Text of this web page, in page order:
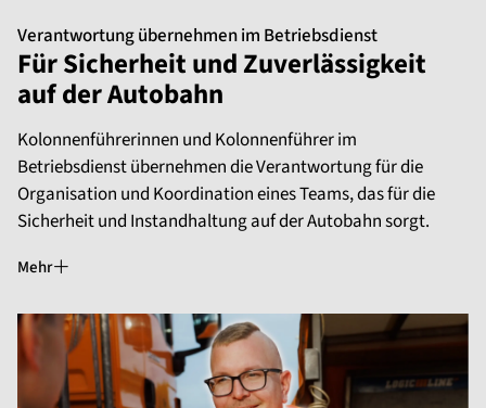
Verantwortung übernehmen im Betriebsdienst
Für Sicherheit und Zuverlässigkeit
auf der Autobahn
Kolonnenführerinnen und Kolonnenführer im
Betriebsdienst übernehmen die Verantwortung für die
Organisation und Koordination eines Teams, das für die
Sicherheit und Instandhaltung auf der Autobahn sorgt.
Mehr